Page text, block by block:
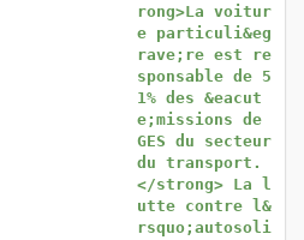
rong>La voitur
e particuli&eg
rave;re est re
sponsable de 5
1% des &eacut
e;missions de
GES du secteur
du transport.
</strong> La l
utte contre l&
rsquo;autosoli